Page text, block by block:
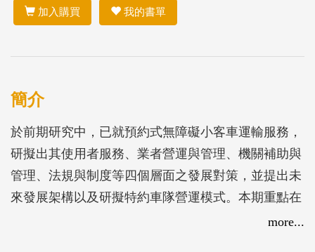
加入購買 我的書單
簡介
於前期研究中，已就預約式無障礙小客車運輸服務，
研擬出其使用者服務、業者營運與管理、機關補助與
管理、法規與制度等四個層面之發展對策，並提出未
來發展架構以及研擬特約車隊營運模式。本期重點在
於試辦計畫的推動，透過協商挑選臺南市與嘉義市為
more...